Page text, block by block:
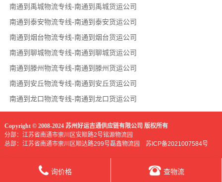
南通到禹城物流专线-南通到禹城货运公司
南通到泰安物流专线-南通到泰安货运公司
南通到烟台物流专线-南通到烟台货运公司
南通到聊城物流专线-南通到聊城货运公司
南通到滕州物流专线-南通到滕州货运公司
南通到安丘物流专线-南通到安丘货运公司
南通到龙口物流专线-南通到龙口货运公司
Copyright © 2008-2024 苏州好运吉通供应链有限公司 版权所有
分部：江苏省南通市崇川区安顺路2号铭源物流园
总部：江苏省南通市崇川区顺达路299号磊鑫物流园 苏ICP备2021007584号
询价格 查物流